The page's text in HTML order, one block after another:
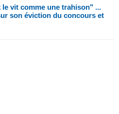
vit comme une trahison" ...
son éviction du concours et